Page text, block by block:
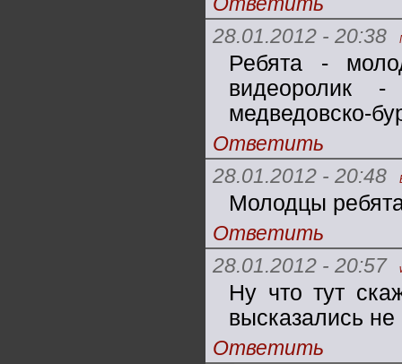
28.01.2012 - 20:38
Ребята -
видеоролик
медведовско-
Ответить
28.01.2012 - 20:48
Молодцы
Ответить
28.01.2012 - 20:57
Ну что тут
высказались не
Ответить